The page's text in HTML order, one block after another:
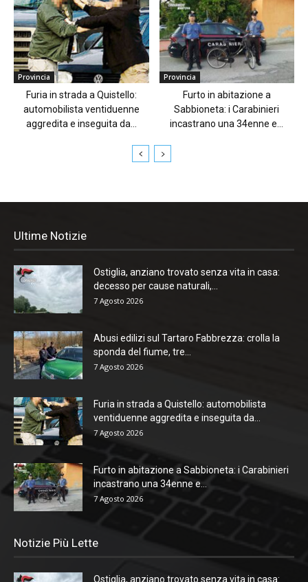
Provincia
Furia in strada a Quistello:
automobilista ventiduenne
aggredita e inseguita da...
Provincia
Furto in abitazione a
Sabbioneta: i Carabinieri
incastrano una 34enne e...
Ultime Notizie
Ostiglia, anziano trovato senza vita in casa:
decesso per cause naturali,...
7 Agosto 2026
Abusi edilizi sul Tartaro Fabbrezza: crolla la
sponda del fiume, tre...
7 Agosto 2026
Furia in strada a Quistello: automobilista
ventiduenne aggredita e inseguita da...
7 Agosto 2026
Furto in abitazione a Sabbioneta: i Carabinieri
incastrano una 34enne e...
7 Agosto 2026
Notizie Più Lette
Ostiglia, anziano trovato senza vita in casa: